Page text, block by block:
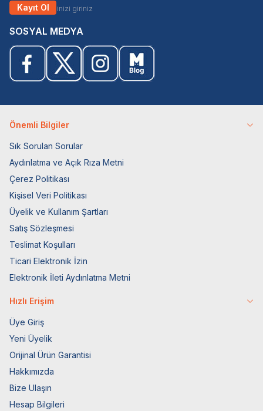
Kayıt Ol
SOSYAL MEDYA
Önemli Bilgiler
Sık Sorulan Sorular
Aydınlatma ve Açık Rıza Metni
Çerez Politikası
Kişisel Veri Politikası
Üyelik ve Kullanım Şartları
Satış Sözleşmesi
Teslimat Koşulları
Ticari Elektronik İzin
Elektronik İleti Aydınlatma Metni
Hızlı Erişim
Üye Giriş
Yeni Üyelik
Orijinal Ürün Garantisi
Hakkımızda
Bize Ulaşın
Hesap Bilgileri